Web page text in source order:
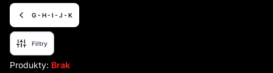
G - H - I - J - K
Filtry
Produkty: Brak